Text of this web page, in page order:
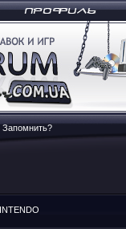
Запомнить?